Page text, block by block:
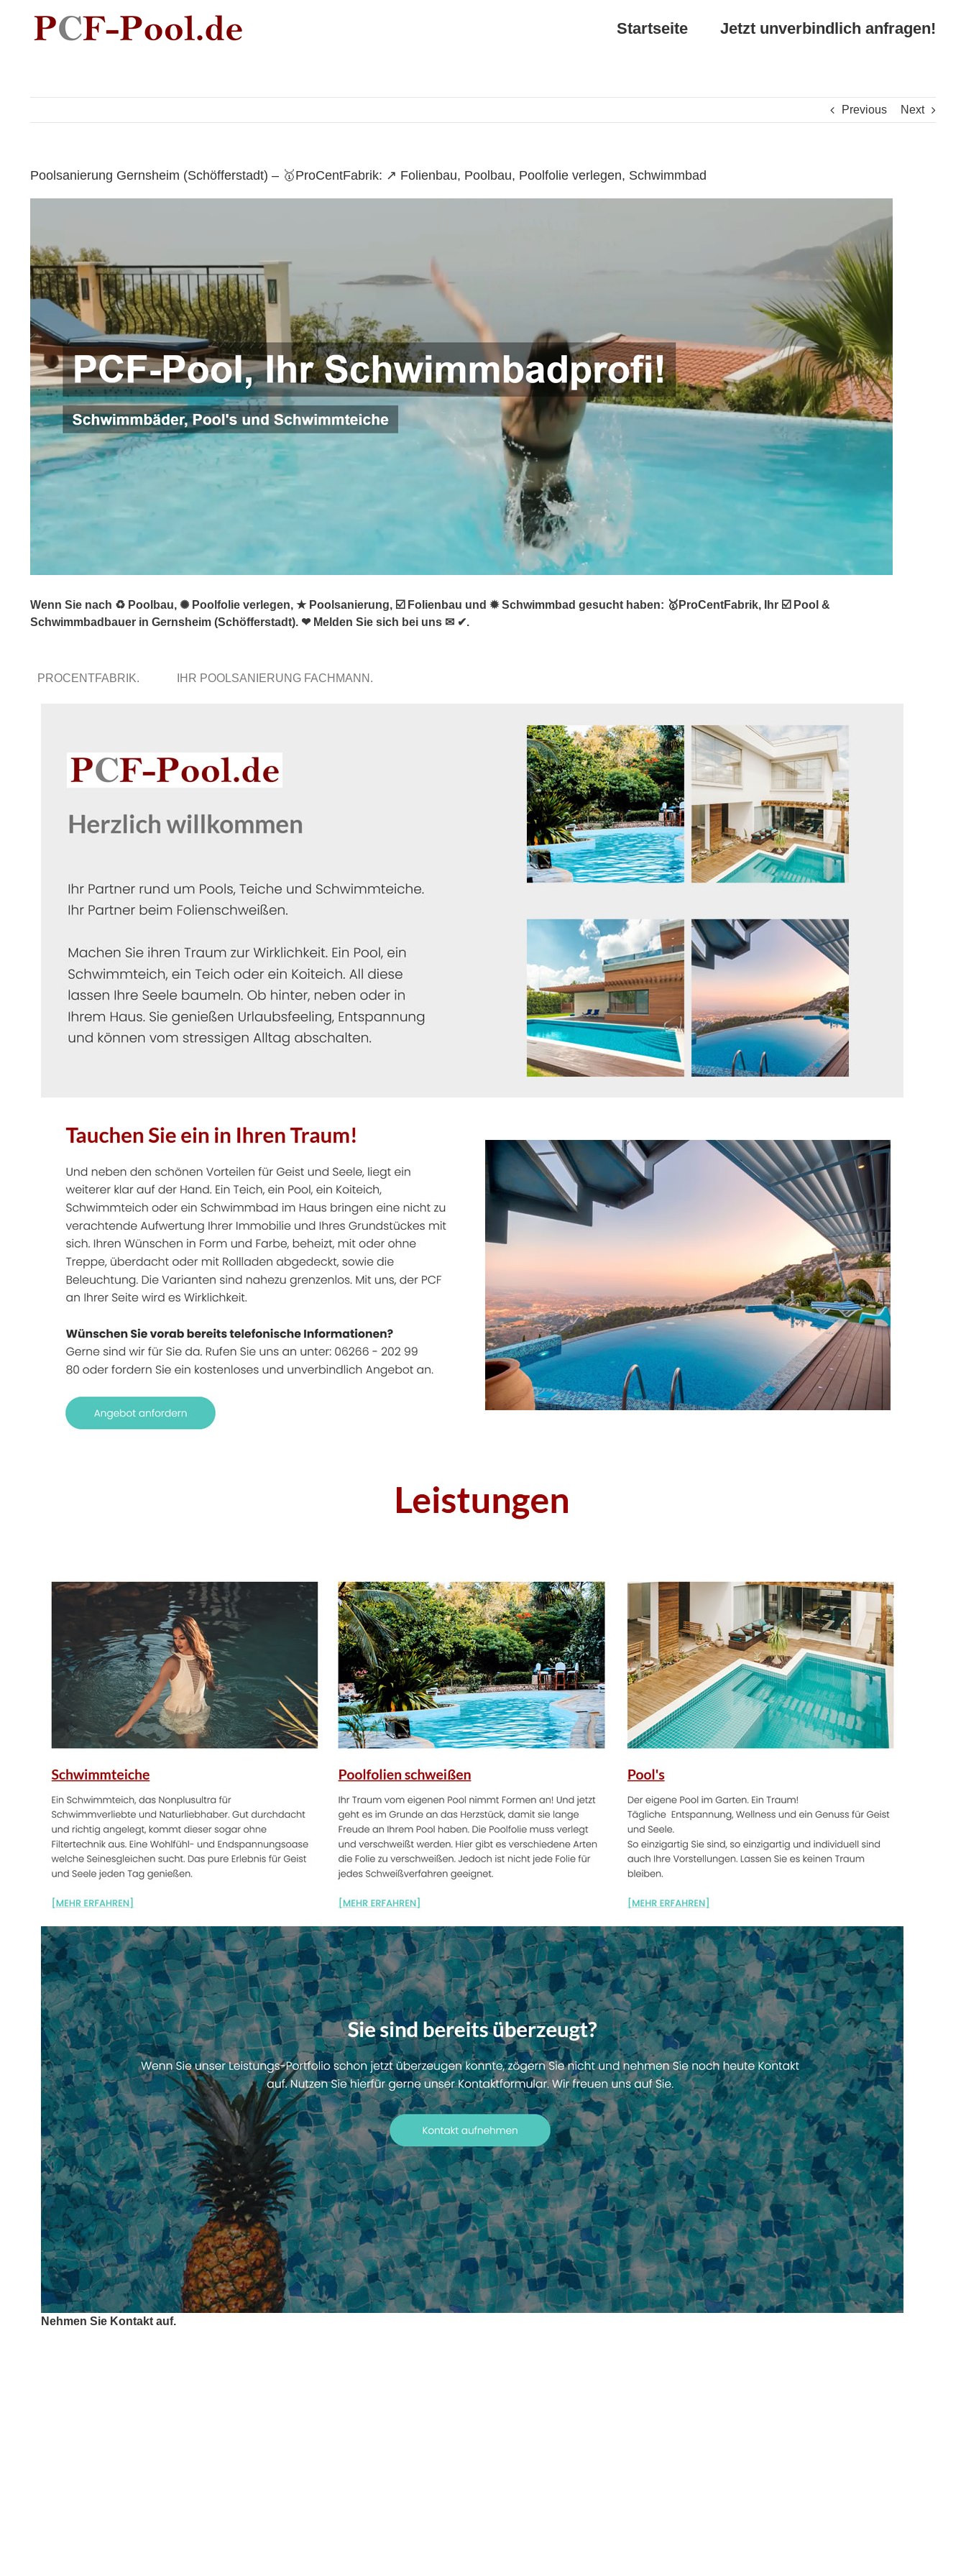
content
Startseite Jetzt unverbindlich anfragen!
Previous Next
Poolsanierung Gernsheim (Schöfferstadt) – 🥇ProCentFabrik: ↗️ Folienbau, Poolbau, Poolfolie verlegen, Schwimmbad
Wenn Sie nach ♻ Poolbau, ✺ Poolfolie verlegen, ★ Poolsanierung, ☑️ Folienbau und ✹ Schwimmbad gesucht haben: 🥇ProCentFabrik, Ihr ☑️ Pool &
Schwimmbadbauer in Gernsheim (Schöfferstadt). ❤ Melden Sie sich bei uns ✉ ✔.
PROCENTFABRIK. IHR POOLSANIERUNG FACHMANN.
Nehmen Sie Kontakt auf.